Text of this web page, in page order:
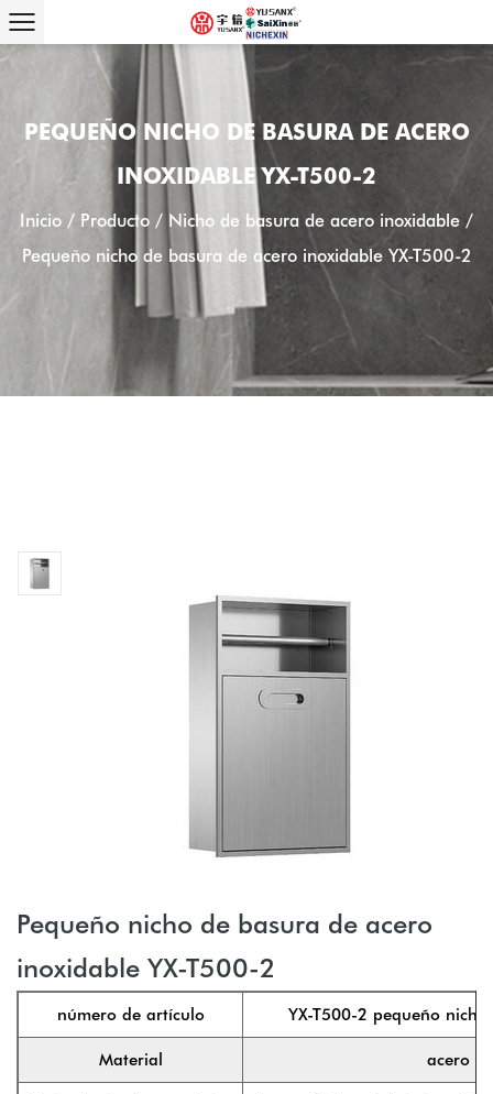
PEQUEÑO NICHO DE BASURA DE ACERO
INOXIDABLE YX-T500-2
Inicio / Producto / Nicho de basura de acero inoxidable /
Pequeño nicho de basura de acero inoxidable YX-T500-2
Pequeño nicho de basura de acero
inoxidable YX-T500-2
número de artículo YX-T500-2 pequeño
Material acero